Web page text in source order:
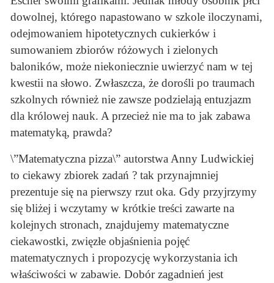
dowolnej, którego napastowano w szkole iloczynami,
odejmowaniem hipotetycznych cukierków i
sumowaniem zbiorów różowych i zielonych
baloników, może niekoniecznie uwierzyć nam w tej
kwestii na słowo. Zwłaszcza, że dorośli po traumach
szkolnych również nie zawsze podzielają entuzjazm
dla królowej nauk. A przecież nie ma to jak zabawa
matematyką, prawda?
\”Matematyczna pizza\” autorstwa Anny Ludwickiej
to ciekawy zbiorek zadań ? tak przynajmniej
prezentuje się na pierwszy rzut oka. Gdy przyjrzymy
się bliżej i wczytamy w krótkie treści zawarte na
kolejnych stronach, znajdujemy matematyczne
ciekawostki, zwięzłe objaśnienia pojęć
matematycznych i propozycję wykorzystania ich
właściwości w zabawie. Dobór zagadnień jest